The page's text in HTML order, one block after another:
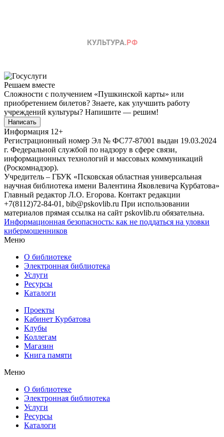
Решаем вместе
Сложности с получением «Пушкинской карты» или
приобретением билетов? Знаете, как улучшить работу
учреждений культуры? Напишите — решим!
Написать
Информация 12+
Регистрационный номер Эл № ФС77-87001 выдан 19.03.2024
г. Федеральной службой по надзору в сфере связи,
информационных технологий и массовых коммуникаций
(Роскомнадзор).
Учредитель – ГБУК «Псковская областная универсальная
научная библиотека имени Валентина Яковлевича Курбатова»
Главный редактор Л.О. Егорова. Контакт редакции
+7(8112)72-84-01, bib@pskovlib.ru При использовании
материалов прямая ссылка на сайт pskovlib.ru обязательна.
Информационная безопасность: как не поддаться на уловки
кибермошенников
Меню
О библиотеке
Электронная библиотека
Услуги
Ресурсы
Каталоги
Проекты
Кабинет Курбатова
Клубы
Коллегам
Магазин
Книга памяти
Меню
О библиотеке
Электронная библиотека
Услуги
Ресурсы
Каталоги